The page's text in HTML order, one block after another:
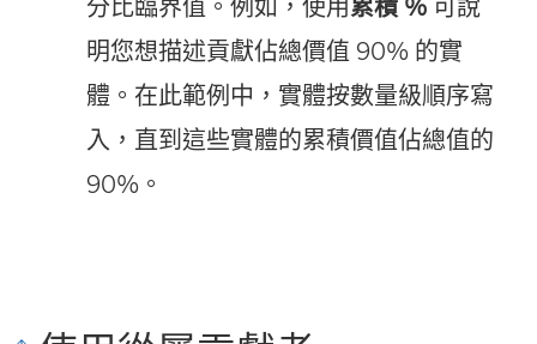
分比臨界值。例如，使用累積 % 可說
明您想描述貢獻佔總價值 90% 的實
體。在此範例中，實體按數量級順序寫
入，直到這些實體的累積價值佔總值的
90%。